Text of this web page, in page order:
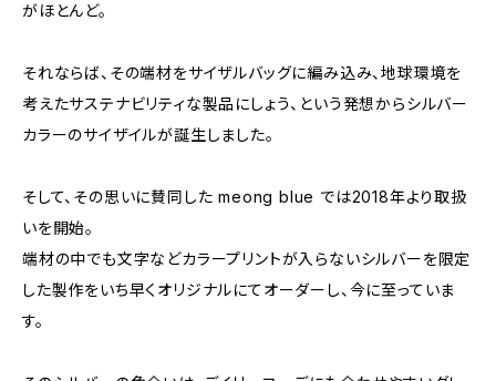
がほとんど。
それならば、その端材をサイザルバッグに編み込み、地球環境を
考えたサステナビリティな製品にしょう、という発想からシルバー
カラーのサイザイルが誕生しました。
そして、その思いに賛同した meong blue では2018年より取扱
いを開始。
端材の中でも文字などカラープリントが入らないシルバーを限定
した製作をいち早くオリジナルにてオーダーし、今に至っていま
す。